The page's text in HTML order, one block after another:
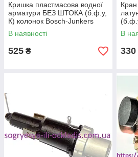
Кришка пластмасова водної
арматури БЕЗ ШТОКА (б.ф.у,
К) колонок Bosch-Junkers
WR10P/ WR10-2/ WR11, арт.
8705500105, к.з. 08871
В наявності
525 ₴
В
330